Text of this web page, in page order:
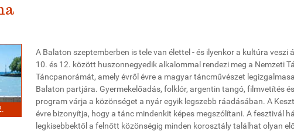
A Balaton szeptemberben is tele van élettel - és ilyenkor a kultúra veszi
10. és 12. között huszonnegyedik alkalommal rendezi meg a Nemzeti
Táncpanorámát, amely évről évre a magyar táncművészet
Balaton partjára. Gyermekelőadás, folklór, argentin tangó, filmvetítés
program várja a közönséget a nyár egyik legszebb ráadásában. A
évre bizonyítja, hogy a tánc mindenkit képes megszólítani. A fesztivál
legkisebbektől a felnőtt közönségig minden korosztály találhat olyan